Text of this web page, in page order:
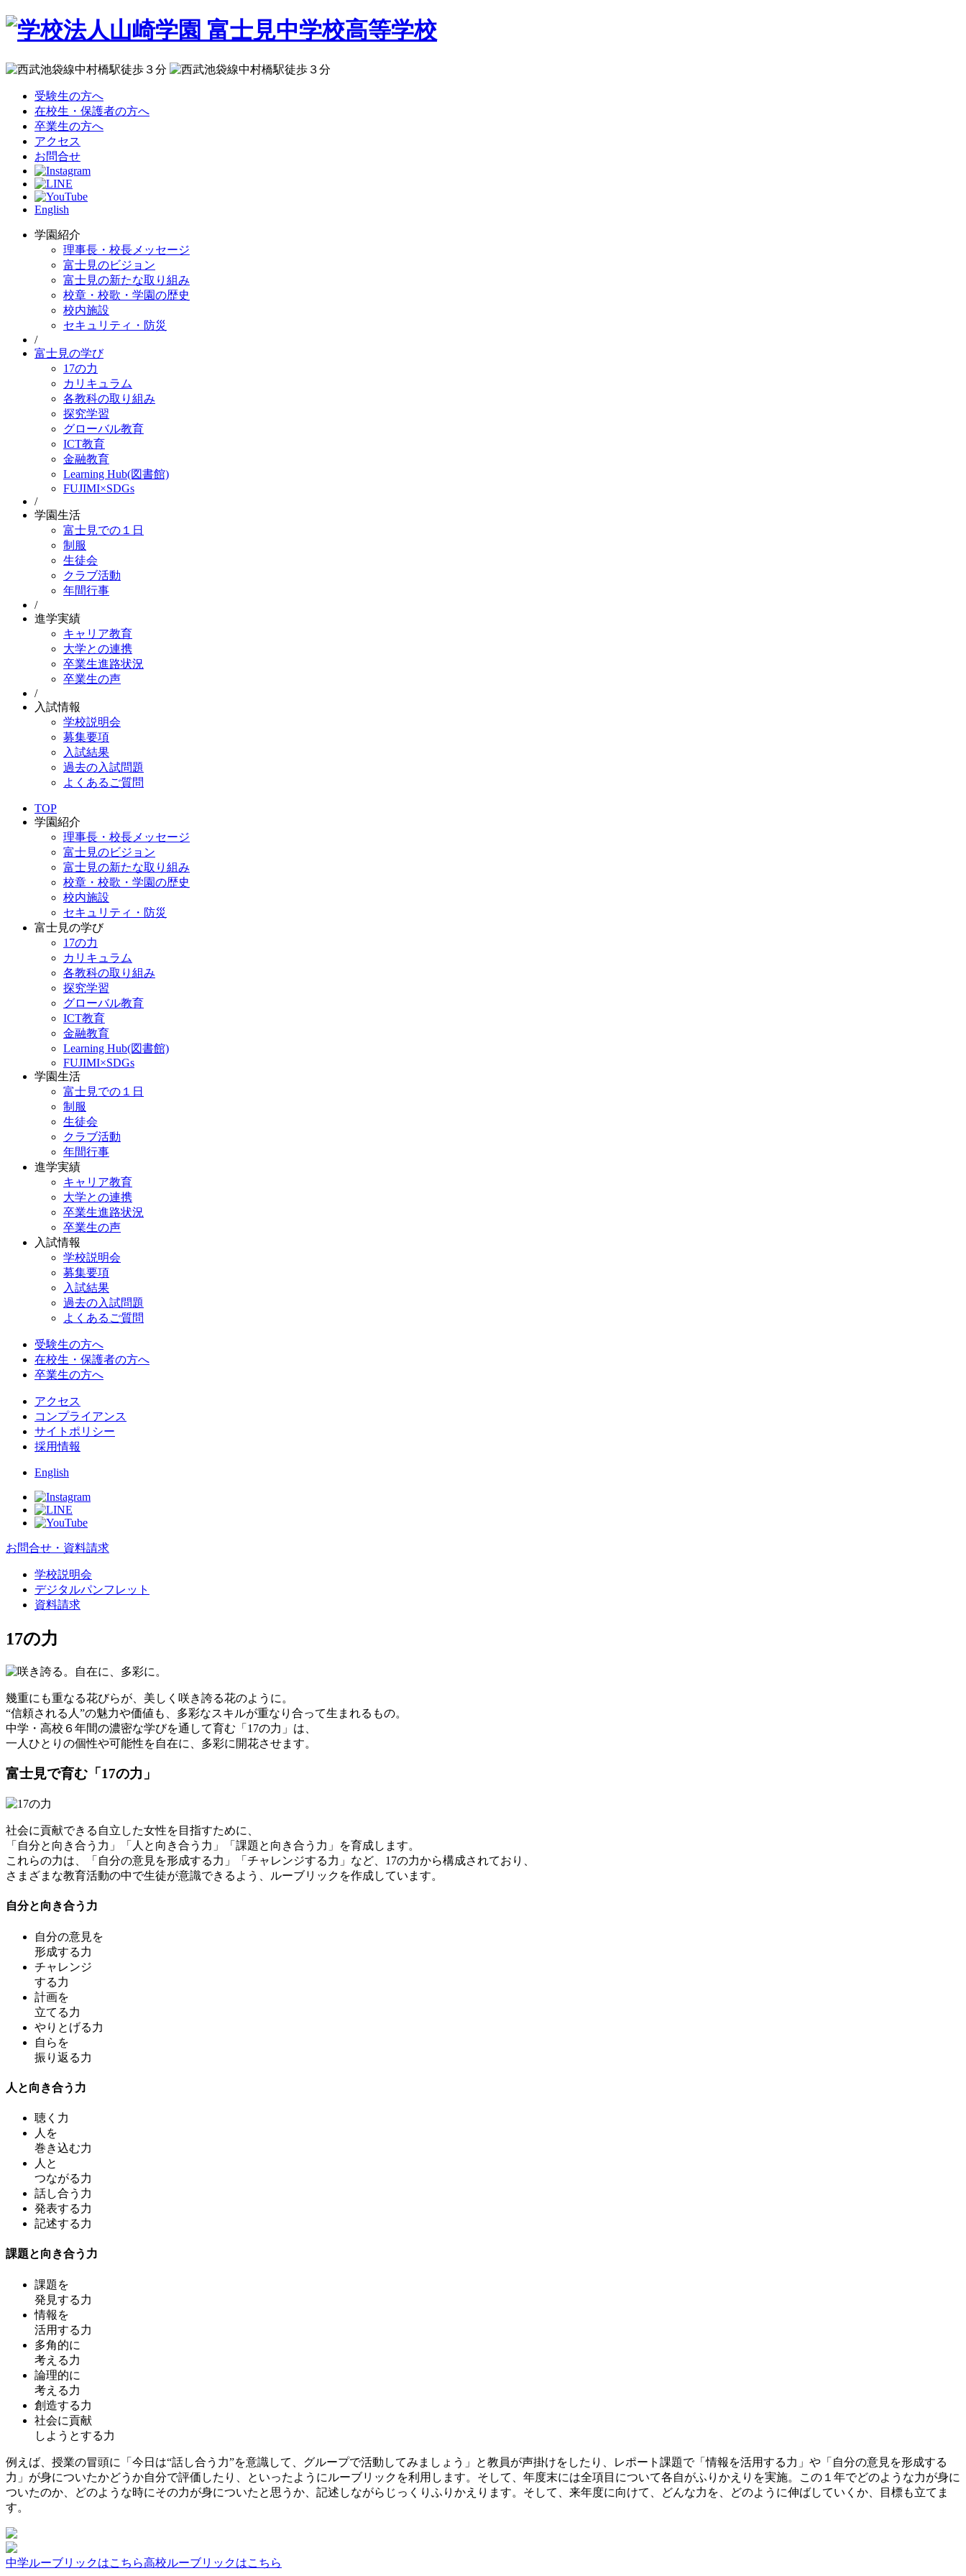
受験生の方へ
在校生・保護者の方へ
卒業生の方へ
アクセス
お問合せ
English
学園紹介
理事長・校長メッセージ
富士見のビジョン
富士見の新たな取り組み
校章・校歌・学園の歴史
校内施設
セキュリティ・防災
/
富士見の学び
17の力
カリキュラム
各教科の取り組み
探究学習
グローバル教育
ICT教育
金融教育
Learning Hub(図書館)
FUJIMI×SDGs
/
学園生活
富士見での１日
制服
生徒会
クラブ活動
年間行事
/
進学実績
キャリア教育
大学との連携
卒業生進路状況
卒業生の声
/
入試情報
学校説明会
募集要項
入試結果
過去の入試問題
よくあるご質問
TOP
学園紹介
理事長・校長メッセージ
富士見のビジョン
富士見の新たな取り組み
校章・校歌・学園の歴史
校内施設
セキュリティ・防災
富士見の学び
17の力
カリキュラム
各教科の取り組み
探究学習
グローバル教育
ICT教育
金融教育
Learning Hub(図書館)
FUJIMI×SDGs
学園生活
富士見での１日
制服
生徒会
クラブ活動
年間行事
進学実績
キャリア教育
大学との連携
卒業生進路状況
卒業生の声
入試情報
学校説明会
募集要項
入試結果
過去の入試問題
よくあるご質問
受験生の方へ
在校生・保護者の方へ
卒業生の方へ
アクセス
コンプライアンス
サイトポリシー
採用情報
English
お問合せ・資料請求
学校説明会
デジタルパンフレット
資料請求
17の力
幾重にも重なる花びらが、美しく咲き誇る花のように。
“信頼される人”の魅力や価値も、多彩なスキルが重なり合って生まれるもの。
中学・高校６年間の濃密な学びを通して育む「17の力」は、
一人ひとりの個性や可能性を自在に、多彩に開花させます。
富士見で育む「17の力」
社会に貢献できる自立した女性を目指すために、
「自分と向き合う力」「人と向き合う力」「課題と向き合う力」を育成します。
これらの力は、「自分の意見を形成する力」「チャレンジする力」など、17の力から構成されており、
さまざまな教育活動の中で生徒が意識できるよう、ルーブリックを作成しています。
自分と向き合う力
自分の意見を
形成する力
チャレンジ
する力
計画を
立てる力
やりとげる力
自らを
振り返る力
人と向き合う力
聴く力
人を
巻き込む力
人と
つながる力
話し合う力
発表する力
記述する力
課題と向き合う力
課題を
発見する力
情報を
活用する力
多角的に
考える力
論理的に
考える力
創造する力
社会に貢献
しようとする力
例えば、授業の冒頭に「今日は“話し合う力”を意識して、グループで活動してみましょう」と教員が声掛けをしたり、レポート課題で「情報を活用する力」や「自分の意見を形成する
力」が身についたかどうか自分で評価したり、といったようにルーブリックを利用します。そして、年度末には全項目について各自がふりかえりを実施。この１年でどのような力が身に
ついたのか、どのような時にその力が身についたと思うか、記述しながらじっくりふりかえります。そして、来年度に向けて、どんな力を、どのように伸ばしていくか、目標も立てま
す。
中学ルーブリックはこちら高校ルーブリックはこちら